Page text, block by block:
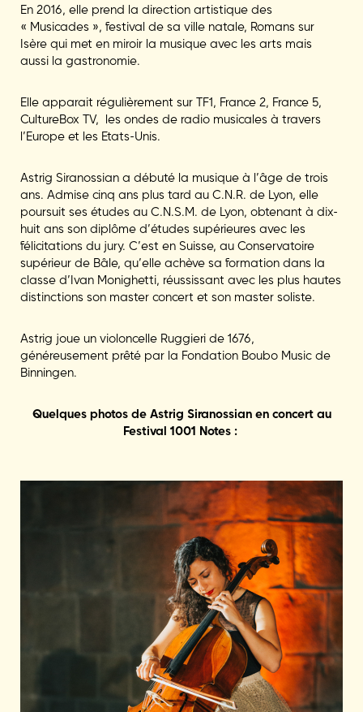
En 2016, elle prend la direction artistique des
« Musicades », festival de sa ville natale, Romans sur
Isère qui met en miroir la musique avec les arts mais
aussi la gastronomie.
Elle apparait régulièrement sur TF1, France 2, France 5,
CultureBox TV, les ondes de radio musicales à travers
l’Europe et les Etats-Unis.
Astrig Siranossian a débuté la musique à l’âge de trois
ans. Admise cinq ans plus tard au C.N.R. de Lyon, elle
poursuit ses études au C.N.S.M. de Lyon, obtenant à dix-
huit ans son diplôme d’études supérieures avec les
félicitations du jury. C’est en Suisse, au Conservatoire
supérieur de Bâle, qu’elle achève sa formation dans la
classe d’Ivan Monighetti, réussissant avec les plus hautes
distinctions son master concert et son master soliste.
Astrig joue un violoncelle Ruggieri de 1676,
généreusement prêté par la Fondation Boubo Music de
Binningen.
Quelques photos de Astrig Siranossian en concert au
Festival 1001 Notes :